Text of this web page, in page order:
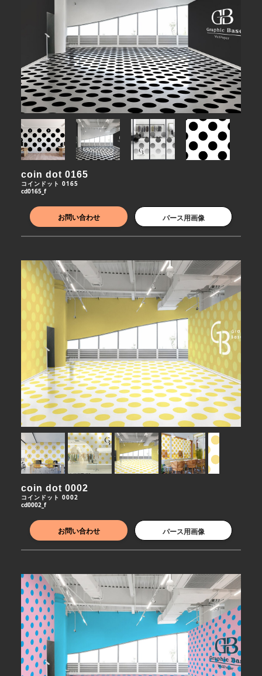
coin dot 0165
コインドット 0165
cd0165_f
お問い合わせ パース用画像
coin dot 0002
コインドット 0002
cd0002_f
お問い合わせ パース用画像